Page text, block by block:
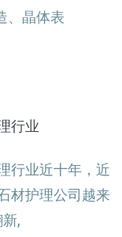
、晶体表
行业
行业近十年，近
材护理公司越来
,